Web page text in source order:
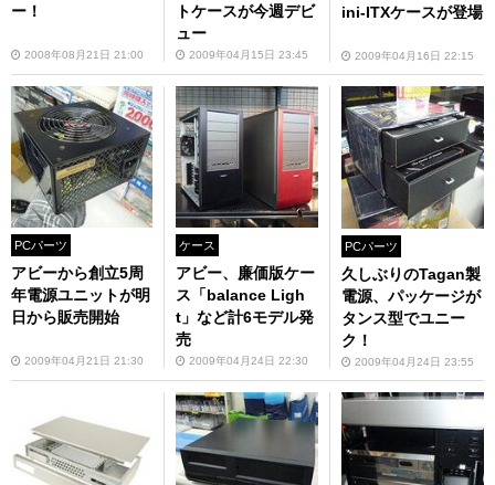
ー！
2008年08月21日 21:00
トケースが今週デビ
ュー
2009年04月15日 23:45
ini-ITXケースが登場
2009年04月16日 22:15
PCパーツ
アビーから創立5周
年電源ユニットが明
日から販売開始
2009年04月21日 21:30
ケース
アビー、廉価版ケー
ス「balance Ligh
t」など計6モデル発
売
2009年04月24日 22:30
PCパーツ
久しぶりのTagan製
電源、パッケージが
タンス型でユニー
ク！
2009年04月24日 23:55